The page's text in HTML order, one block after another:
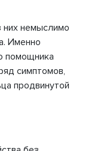
них немыслимо
Именно
помощника
симптомов,
продвинутой